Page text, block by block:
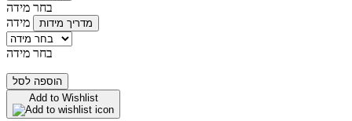
בחר מידה
מידה
מדריך מידות
בחר מידה
הוספה לסל
Add to Wishlist